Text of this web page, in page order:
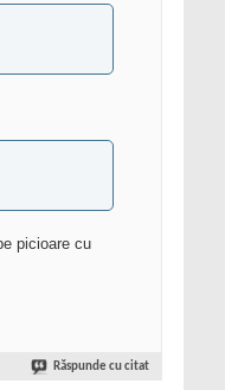
picioare cu
Răspunde cu citat